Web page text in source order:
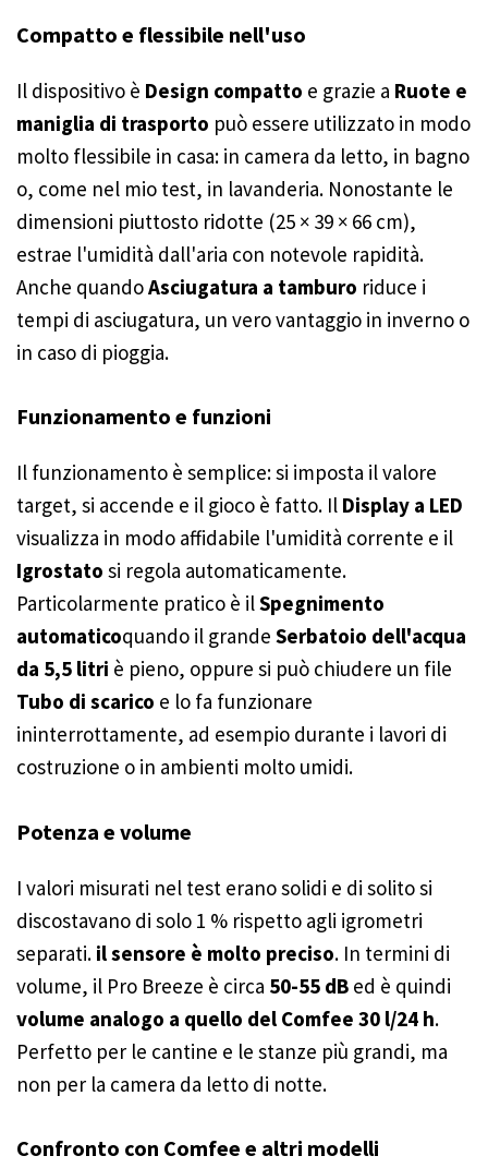
Compatto e flessibile nell'uso
Il dispositivo è Design compatto e grazie a Ruote e
maniglia di trasporto può essere utilizzato in modo
molto flessibile in casa: in camera da letto, in bagno
o, come nel mio test, in lavanderia. Nonostante le
dimensioni piuttosto ridotte (25 × 39 × 66 cm),
estrae l'umidità dall'aria con notevole rapidità.
Anche quandoAsciugatura a tamburo riduce i
tempi di asciugatura, un vero vantaggio in inverno o
in caso di pioggia.
Funzionamento e funzioni
Il funzionamento è semplice: si imposta il valore
target, si accende e il gioco è fatto. Il Display a LED
visualizza in modo affidabile l'umidità corrente e il
Igrostato si regola automaticamente.
Particolarmente pratico è ilSpegnimento
automaticoquando il grande Serbatoio dell'acqua
da 5,5 litri è pieno, oppure si può chiudere un file
Tubo di scarico e lo fa funzionare
ininterrottamente, ad esempio durante i lavori di
costruzione o in ambienti molto umidi.
Potenza e volume
I valori misurati nel test erano solidi e di solito si
discostavano di solo 1 % rispetto agli igrometri
separati. il sensore è molto preciso. In termini di
volume, il Pro Breeze è circa 50-55 dB ed è quindi
volume analogo a quello del Comfee 30 l/24 h.
Perfetto per le cantine e le stanze più grandi, ma
non per la camera da letto di notte.
Confronto con Comfee e altri modelli